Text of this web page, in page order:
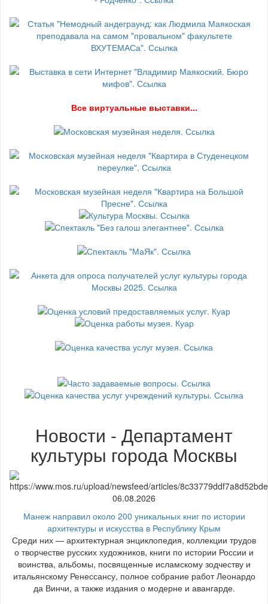
Все виртуальные выставки...
Новости - Департамент
культуры города Москвы
06.08.2026
Манеж направил около 200 уникальных книг по истории
архитектуры и искусства в Республику Крым
Среди них — архитектурная энциклопедия, коллекции трудов
о творчестве русских художников, книги по истории России и
воинства, альбомы, посвященные исламскому зодчеству и
итальянскому Ренессансу, полное собрание работ Леонардо
да Винчи, а также издания о модерне и авангарде.